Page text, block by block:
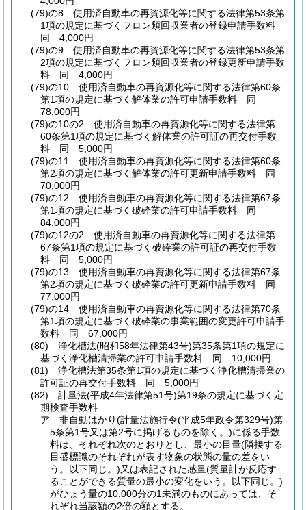
(79)の8
使用済自動車の再資源化等に関する法律第53条第
1項の規定に基づくフロン類回収業者の登録申請手数料
同 4,000円
(79)の9
使用済自動車の再資源化等に関する法律第53条第
2項の規定に基づくフロン類回収業者の登録更新申請手数
料 同 4,000円
(79)の10
使用済自動車の再資源化等に関する法律第60条
第1項の規定に基づく解体業の許可申請手数料 同
78,000円
(79)の10の2
使用済自動車の再資源化等に関する法律第
60条第1項の規定に基づく解体業の許可証の再交付手数
料 同 5,000円
(79)の11
使用済自動車の再資源化等に関する法律第60条
第2項の規定に基づく解体業の許可更新申請手数料 同
70,000円
(79)の12
使用済自動車の再資源化等に関する法律第67条
第1項の規定に基づく破砕業の許可申請手数料 同
84,000円
(79)の12の2
使用済自動車の再資源化等に関する法律第
67条第1項の規定に基づく破砕業の許可証の再交付手数
料 同 5,000円
(79)の13
使用済自動車の再資源化等に関する法律第67条
第2項の規定に基づく破砕業の許可更新申請手数料 同
77,000円
(79)の14
使用済自動車の再資源化等に関する法律第70条
第1項の規定に基づく破砕業の事業範囲の変更許可申請手
数料 同 67,000円
(80)
浄化槽法(昭和58年法律第43号)第35条第1項の規定に
基づく浄化槽清掃業の許可申請手数料 同 10,000円
(81)
浄化槽法第35条第1項の規定に基づく浄化槽清掃業の
許可証の再交付手数料 同 5,000円
(82)
計量法(平成4年法律第51号)第19条の規定に基づく定
期検査手数料
ア
非自動はかり(計量法施行令(平成5年政令第329号)第
5条第1号又は第2号に掲げるものを除く。)に係る手数
料は、それぞれ次のとおりとし、最小の目量(隣接する
目盛標識のそれぞれが表す物象の状態の量の差をい
う。以下同じ。)又は表記された感量(質量計が反応す
ることができる質量の最小の変化をいう。以下同じ。)
がひょう量の10,000分の1未満のものにあっては、そ
れぞれ当該額の2倍の額とする。